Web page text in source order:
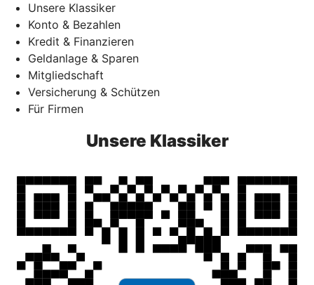
Unsere Klassiker
Konto & Bezahlen
Kredit & Finanzieren
Geldanlage & Sparen
Mitgliedschaft
Versicherung & Schützen
Für Firmen
Unsere Klassiker